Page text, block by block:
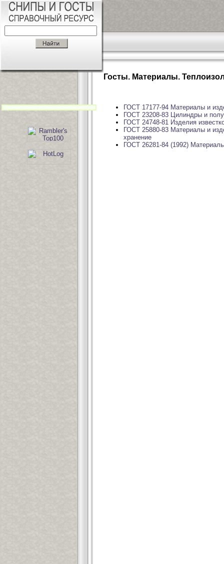
Госты. Материалы.
ГОСТ 17177-94 Материалы и
ГОСТ 23208-83 Цилиндры и
ГОСТ 24748-81 Изделия
ГОСТ 25880-83 Материалы и
хранение
ГОСТ 26281-84 (1992)